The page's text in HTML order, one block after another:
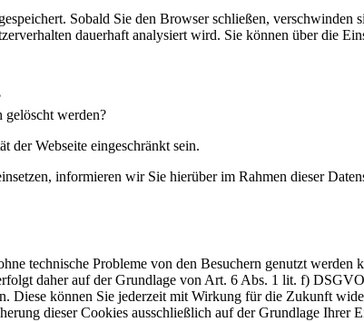
Sobald Sie den Browser schließen, verschwinden
dauerhaft analysiert wird. Sie können über die
gelöscht werden?
der Webseite eingeschränkt sein.
informieren wir Sie hierüber im Rahmen dieser
technische Probleme von den Besuchern genutzt
daher auf der Grundlage von Art. 6 Abs. 1 lit. f)
Diese können Sie jederzeit mit Wirkung für die Zukunft
dieser Cookies ausschließlich auf der Grundlage Ihrer